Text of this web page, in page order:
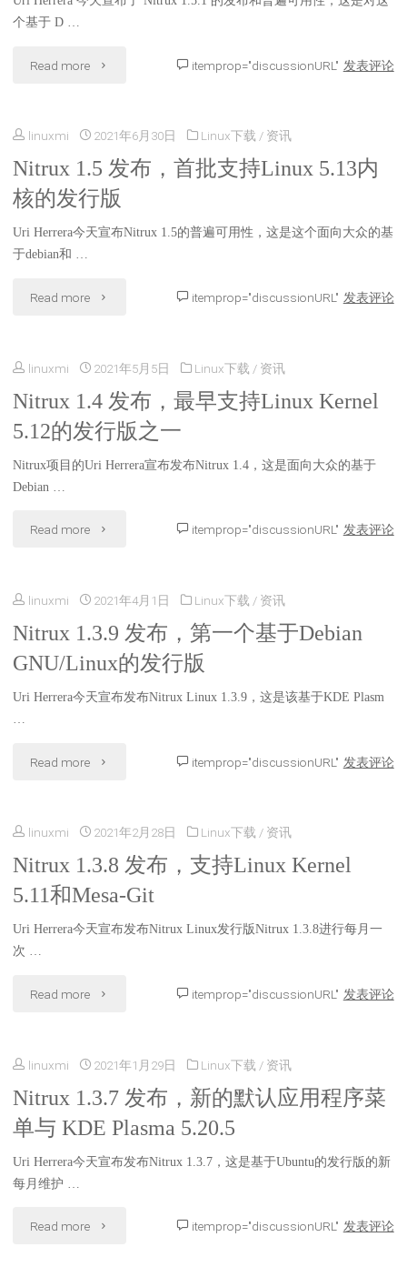
认
核
Kernel
5.14
提
支
个基于 D …
Read more "Nitrux
发
布，
最
桌
面"
itemprop="discussionURL" 发表评论
linuxmi 2021年6月30日 Linux下载 / 资讯
Nitrux 1.5 发布，首批支持Linux 5.13内
核的发行版
Uri Herrera今天宣布Nitrux 1.5的普遍可用性，这是这个面向大众的基
于debian和 …
Read more "Nitrux
发
布，
首
5.13
内
核
发
版"
itemprop="discussionURL" 发表评论
linuxmi 2021年5月5日 Linux下载 / 资讯
Nitrux 1.4 发布，最早支持Linux Kernel
5.12的发行版之一
Nitrux项目的Uri Herrera宣布发布Nitrux 1.4，这是面向大众的基于
Debian …
Read more "Nitrux
发
布，
最
Kernel
5.12
的
行
之
一"
itemprop="discussionURL" 发表评论
linuxmi 2021年4月1日 Linux下载 / 资讯
Nitrux 1.3.9 发布，第一个基于Debian
GNU/Linux的发行版
Uri Herrera今天宣布发布Nitrux Linux 1.3.9，这是该基于KDE Plasm
…
Read more "Nitrux
发
布，
第
Debian
GNU/Linux
的
行
itemprop="discussionURL" 发表评论
linuxmi 2021年2月28日 Linux下载 / 资讯
Nitrux 1.3.8 发布，支持Linux Kernel
5.11和Mesa-Git
Uri Herrera今天宣布发布Nitrux Linux发行版Nitrux 1.3.8进行每月一
次 …
Read more "Nitrux
发
布，
支
itemprop="discussionURL" 发表评论
linuxmi 2021年1月29日 Linux下载 / 资讯
Nitrux 1.3.7 发布，新的默认应用程序菜
单与 KDE Plasma 5.20.5
Uri Herrera今天宣布发布Nitrux 1.3.7，这是基于Ubuntu的发行版的新
每月维护 …
Read more "Nitrux itemprop="discussionURL" 发表评论